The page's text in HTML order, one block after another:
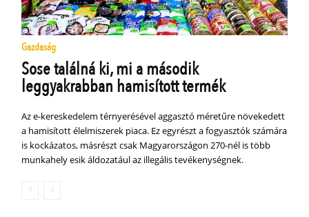
Gazdaság
Sose találná ki, mi a második
leggyakrabban hamisított termék
Az e-kereskedelem térnyerésével aggasztó méretűre növekedett
a hamisított élelmiszerek piaca. Ez egyrészt a fogyasztók számára
is kockázatos, másrészt csak Magyarországon 270-nél is több
munkahely esik áldozatául az illegális tevékenységnek.